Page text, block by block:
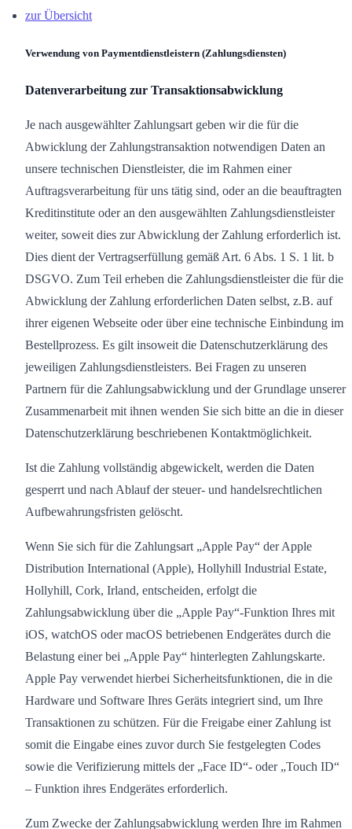
zur Übersicht
Verwendung von Paymentdienstleistern (Zahlungsdiensten)
Datenverarbeitung zur Transaktionsabwicklung
Je nach ausgewählter Zahlungsart geben wir die für die
Abwicklung der Zahlungstransaktion notwendigen Daten an
unsere technischen Dienstleister, die im Rahmen einer
Auftragsverarbeitung für uns tätig sind, oder an die beauftragten
Kreditinstitute oder an den ausgewählten Zahlungsdienstleister
weiter, soweit dies zur Abwicklung der Zahlung erforderlich ist.
Dies dient der Vertragserfüllung gemäß Art. 6 Abs. 1 S. 1 lit. b
DSGVO. Zum Teil erheben die Zahlungsdienstleister die für die
Abwicklung der Zahlung erforderlichen Daten selbst, z.B. auf
ihrer eigenen Webseite oder über eine technische Einbindung im
Bestellprozess. Es gilt insoweit die Datenschutzerklärung des
jeweiligen Zahlungsdienstleisters. Bei Fragen zu unseren
Partnern für die Zahlungsabwicklung und der Grundlage unserer
Zusammenarbeit mit ihnen wenden Sie sich bitte an die in dieser
Datenschutzerklärung beschriebenen Kontaktmöglichkeit.
Ist die Zahlung vollständig abgewickelt, werden die Daten
gesperrt und nach Ablauf der steuer- und handelsrechtlichen
Aufbewahrungsfristen gelöscht.
Wenn Sie sich für die Zahlungsart „Apple Pay“ der Apple
Distribution International (Apple), Hollyhill Industrial Estate,
Hollyhill, Cork, Irland, entscheiden, erfolgt die
Zahlungsabwicklung über die „Apple Pay“-Funktion Ihres mit
iOS, watchOS oder macOS betriebenen Endgerätes durch die
Belastung einer bei „Apple Pay“ hinterlegten Zahlungskarte.
Apple Pay verwendet hierbei Sicherheitsfunktionen, die in die
Hardware und Software Ihres Geräts integriert sind, um Ihre
Transaktionen zu schützen. Für die Freigabe einer Zahlung ist
somit die Eingabe eines zuvor durch Sie festgelegten Codes
sowie die Verifizierung mittels der „Face ID“- oder „Touch ID“
– Funktion ihres Endgerätes erforderlich.
Zum Zwecke der Zahlungsabwicklung werden Ihre im Rahmen